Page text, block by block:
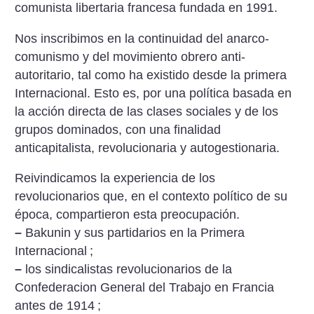
comunista libertaria francesa fundada en 1991.
Nos inscribimos en la continuidad del anarco-
comunismo y del movimiento obrero anti-
autoritario, tal como ha existido desde la primera
Internacional. Esto es, por una política basada en
la acción directa de las clases sociales y de los
grupos dominados, con una finalidad
anticapitalista, revolucionaria y autogestionaria.
Reivindicamos la experiencia de los
revolucionarios que, en el contexto político de su
época, compartieron esta preocupación.
– Bakunin y sus partidarios en la Primera
Internacional ;
– los sindicalistas revolucionarios de la
Confederacion General del Trabajo en Francia
antes de 1914 ;